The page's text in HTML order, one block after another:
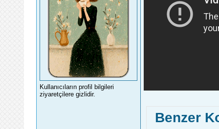
Kullanıcıların profil bilgileri
ziyaretçilere gizlidir.
Benzer